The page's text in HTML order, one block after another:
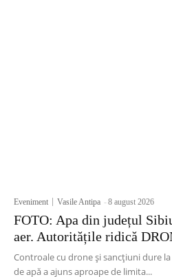
Eveniment Vasile Antipa -8 august 2026
FOTO: Apa din județul
aer. Autoritățile ridică
Controale cu drone și sancțiuni dure
de apă a ajuns aproape de limita...